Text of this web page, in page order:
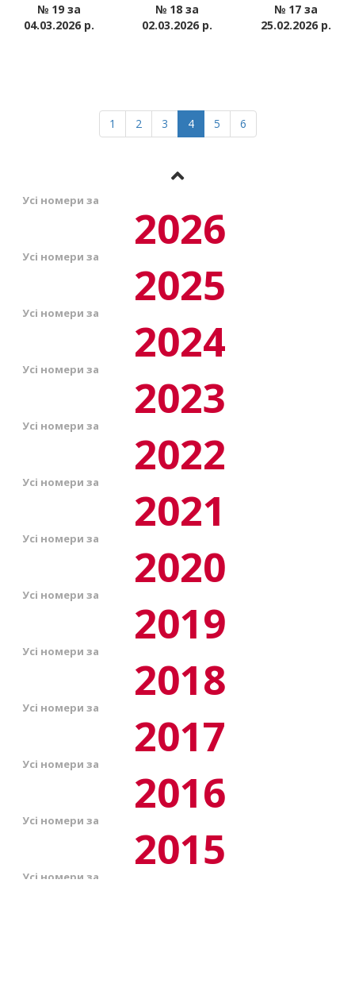
№ 19 за
04.03.2026 р.
№ 18 за
02.03.2026 р.
№ 17 за
25.02.2026 р.
1 2 3 4 5 6
Усі номери за 2026
Усі номери за 2025
Усі номери за 2024
Усі номери за 2023
Усі номери за 2022
Усі номери за 2021
Усі номери за 2020
Усі номери за 2019
Усі номери за 2018
Усі номери за 2017
Усі номери за 2016
Усі номери за 2015
Усі номери за